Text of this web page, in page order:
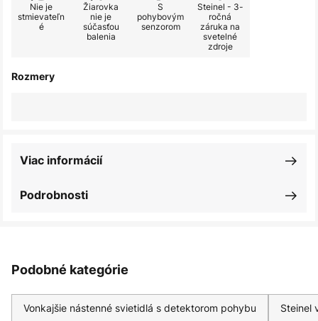
Nie je
stmievateľn
é
Žiarovka
nie je
súčasťou
balenia
S
pohybovým
senzorom
Steinel - 3-
ročná
záruka na
svetelné
zdroje
Rozmery
Podrobnosti
Viac informácií
Podobné kategórie
Vonkajšie nástenné svietidlá s detektorom pohybu Steinel